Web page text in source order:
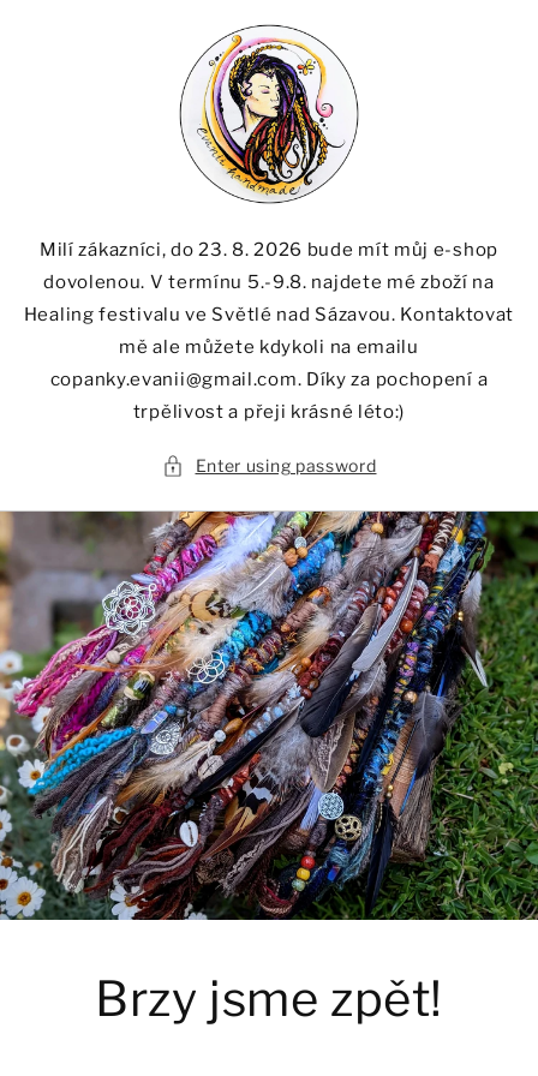
Milí zákazníci, do 23. 8. 2026 bude mít můj e-shop
dovolenou. V termínu 5.-9.8. najdete mé zboží na
Healing festivalu ve Světlé nad Sázavou. Kontaktovat
mě ale můžete kdykoli na emailu
copanky.evanii@gmail.com. Díky za pochopení a
trpělivost a přeji krásné léto:)
Enter using password
Brzy jsme zpět!